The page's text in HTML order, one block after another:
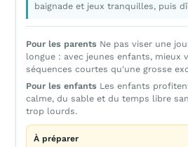
baignade et jeux tranquilles, puis
Pour les parents Ne pas viser une
longue : avec jeunes enfants, mieux
séquences courtes qu'une grosse
Pour les enfants Les enfants
calme, du sable et du temps libre
trop lourds.
À préparer